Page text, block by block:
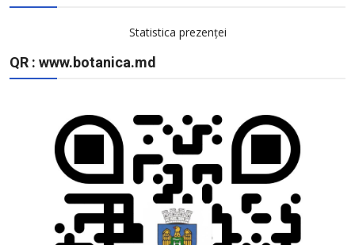
Statistica prezenței
QR : www.botanica.md